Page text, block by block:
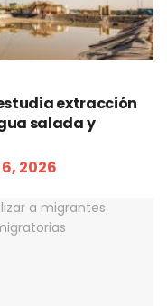
extracción
salada y
2026